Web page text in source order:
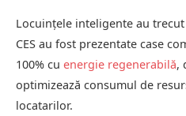
Locuințele inteligente au
CES au fost prezentate case
100% cu energie regenerabilă,
optimizează consumul de
locatarilor.